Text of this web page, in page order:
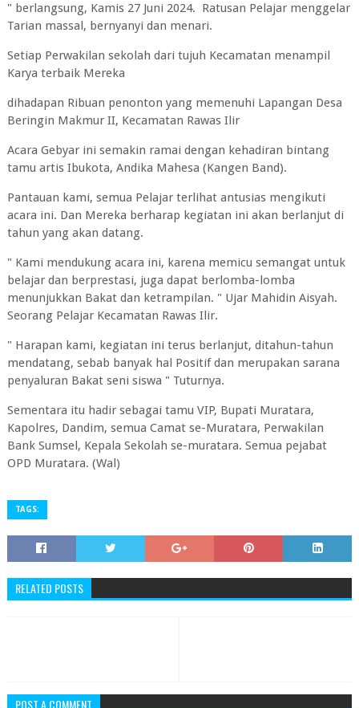
" berlangsung, Kamis 27 Juni 2024. Ratusan Pelajar menggelar
Tarian massal, bernyanyi dan menari.
Setiap Perwakilan sekolah dari tujuh Kecamatan menampil
Karya terbaik Mereka
dihadapan Ribuan penonton yang memenuhi Lapangan Desa
Beringin Makmur II, Kecamatan Rawas Ilir
Acara Gebyar ini semakin ramai dengan kehadiran bintang
tamu artis Ibukota, Andika Mahesa (Kangen Band).
Pantauan kami, semua Pelajar terlihat antusias mengikuti
acara ini. Dan Mereka berharap kegiatan ini akan berlanjut di
tahun yang akan datang.
" Kami mendukung acara ini, karena memicu semangat untuk
belajar dan berprestasi, juga dapat berlomba-lomba
menunjukkan Bakat dan ketrampilan. " Ujar Mahidin Aisyah.
Seorang Pelajar Kecamatan Rawas Ilir.
" Harapan kami, kegiatan ini terus berlanjut, ditahun-tahun
mendatang, sebab banyak hal Positif dan merupakan sarana
penyaluran Bakat seni siswa " Tuturnya.
Sementara itu hadir sebagai tamu VIP, Bupati Muratara,
Kapolres, Dandim, semua Camat se-Muratara, Perwakilan
Bank Sumsel, Kepala Sekolah se-muratara. Semua pejabat
OPD Muratara. (Wal)
TAGS:
RELATED POSTS
POST A COMMENT